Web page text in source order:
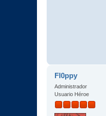
Fl0ppy
Administrador
Usuario Héroe